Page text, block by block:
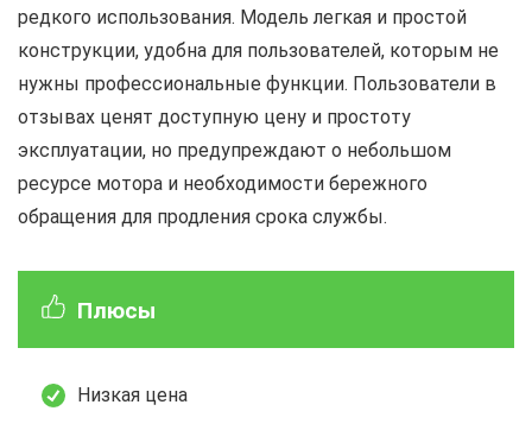
редкого использования. Модель легкая и простой
конструкции, удобна для пользователей, которым не
нужны профессиональные функции. Пользователи в
отзывах ценят доступную цену и простоту
эксплуатации, но предупреждают о небольшом
ресурсе мотора и необходимости бережного
обращения для продления срока службы.
Плюсы
Низкая цена